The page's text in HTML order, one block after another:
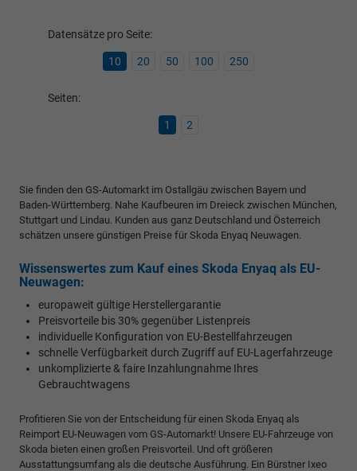
Datensätze pro Seite:
10 20 50 100 250
Seiten:
1 2
Sie finden den GS-Automarkt im Ostallgäu zwischen Bayern und
Baden-Württemberg. Nahe Kaufbeuren im Dreieck zwischen München,
Stuttgart und Lindau. Kunden aus ganz Deutschland und Österreich
schätzen unsere günstigen Preise für Skoda Enyaq Neuwagen.
Wissenswertes zum Kauf eines Skoda Enyaq als EU-
Neuwagen:
europaweit gültige Herstellergarantie
Preisvorteile bis 30% gegenüber Listenpreis
individuelle Konfiguration von EU-Bestellfahrzeugen
schnelle Verfügbarkeit durch Zugriff auf EU-Lagerfahrzeuge
unkomplizierte & faire Inzahlungnahme Ihres
Gebrauchtwagens
Profitieren Sie von der Entscheidung für einen Skoda Enyaq als
Reimport EU-Neuwagen vom GS-Automarkt! Unsere EU-Fahrzeuge von
Skoda bieten einen großen Preisvorteil. Und oft größeren
Ausstattungsumfang als die deutsche Ausführung. Ein Bürstner Ixeo